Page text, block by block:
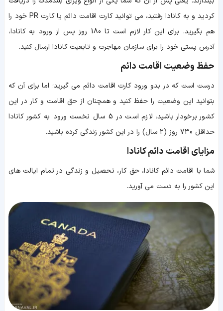
کردید و به کانادا رفتید، می توانید کارت اقامت دائم یا کارت PR خود را
هم بگیرید. برای این کار لازم است تا 180 روز پس از ورود به کانادا،
آدرس پستی خود را برای سازمان مهاجرت و تابعیت کانادا ارسال کنید.
حفظ وضعیت اقامت دائم
درست است که در بدو ورود کارت اقامت دائم می گیرید؛ اما برای آن که
بتوانید این وضعیت را حفظ کنید و همچنان از حق اقامت و کار در این
کشور برخودار باشید، لازم است
در 5 سال نخست ورود به کشور کانادا
حداقل 730 روز (2 سال) را در این کشور زندگی کرده باشید.
مزایای اقامت دائم کانادا
شما با اقامت دائم کانادا، حق کار، تحصیل و زندگی در تمام ایالت های
این کشور را به دست می آورید.